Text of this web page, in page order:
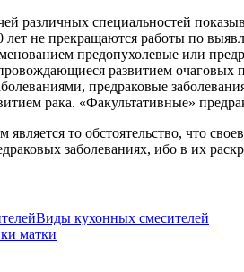
различных специальностей
лет не прекращаются работы по
предопухолевые или
развитием очаговых
предраковые
рака. «Факультативные»
то обстоятельство, что
заболеваниях, ибо в их
Виды кухонных смесителей
матки